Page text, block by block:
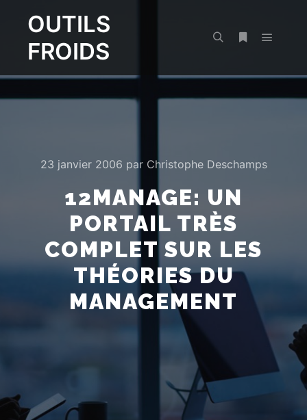
OUTILS
FROIDS
23 janvier 2006 par Christophe Deschamps
12MANAGE: UN
PORTAIL TRÈS
COMPLET SUR LES
THÉORIES DU
MANAGEMENT